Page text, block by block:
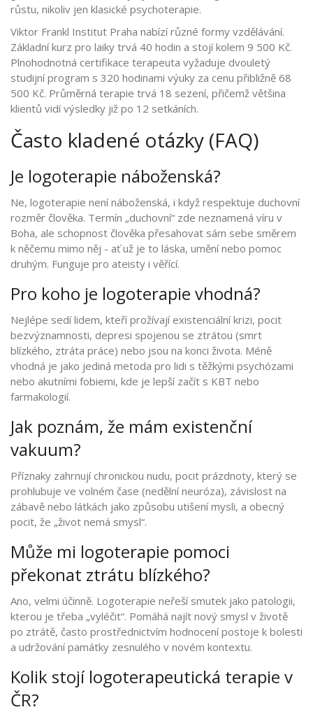
růstu, nikoliv jen klasické psychoterapie.
Viktor Frankl Institut Praha nabízí různé formy vzdělávání.
Základní kurz pro laiky trvá 40 hodin a stojí kolem 9 500 Kč.
Plnohodnotná certifikace terapeuta vyžaduje dvouletý
studijní program s 320 hodinami výuky za cenu přibližně 68
500 Kč. Průměrná terapie trvá 18 sezení, přičemž většina
klientů vidí výsledky již po 12 setkáních.
Často kladené otázky (FAQ)
Je logoterapie náboženská?
Ne, logoterapie není náboženská, i když respektuje duchovní
rozměr člověka. Termín „duchovní“ zde neznamená víru v
Boha, ale schopnost člověka přesahovat sám sebe směrem
k něčemu mimo něj - ať už je to láska, umění nebo pomoc
druhým. Funguje pro ateisty i věřící.
Pro koho je logoterapie vhodná?
Nejlépe sedí lidem, kteří prožívají existenciální krizi, pocit
bezvýznamnosti, depresi spojenou se ztrátou (smrt
blízkého, ztráta práce) nebo jsou na konci života. Méně
vhodná je jako jediná metoda pro lidi s těžkými psychózami
nebo akutními fobiemi, kde je lepší začít s KBT nebo
farmakologií.
Jak poznám, že mám existenční
vakuum?
Příznaky zahrnují chronickou nudu, pocit prázdnoty, který se
prohlubuje ve volném čase (nedělní neuróza), závislost na
zábavě nebo látkách jako způsobu utišení mysli, a obecný
pocit, že „život nemá smysl“.
Může mi logoterapie pomoci
překonat ztrátu blízkého?
Ano, velmi účinně. Logoterapie neřeší smutek jako patologii,
kterou je třeba „vyléčit“. Pomáhá najít nový smysl v životě
po ztrátě, často prostřednictvím hodnocení postoje k bolesti
a udržování památky zesnulého v novém kontextu.
Kolik stojí logoterapeutická terapie v
ČR?